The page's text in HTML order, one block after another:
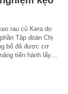
rau củ Kera do
Tập đoàn Chị
bố đã được cơ
tiến hành lấy…